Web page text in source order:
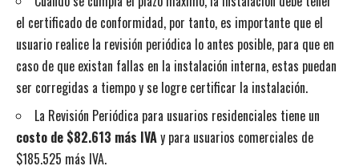
el certificado de conformidad, por tanto, es importante que el
usuario realice la revisión periódica lo antes posible, para que en
caso de que existan fallas en la instalación interna, estas puedan
ser corregidas a tiempo y se logre certificar la instalación.
La Revisión Periódica para usuarios residenciales tiene un
costo de $82.613 más IVAy para usuarios comerciales de
$185.525 más IVA.